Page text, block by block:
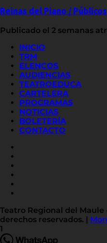
Reinas del Piano /
Publicado el 2 semanas
INICIO
TRM
ELENCOS
AUDIENCIAS
TEATROEDUCA
CARTELERA
PROGRAMAS
NOTICIAS
BOLETERÍA
CONTACTO
Teatro Regional del Maule
derechos reservados.
1